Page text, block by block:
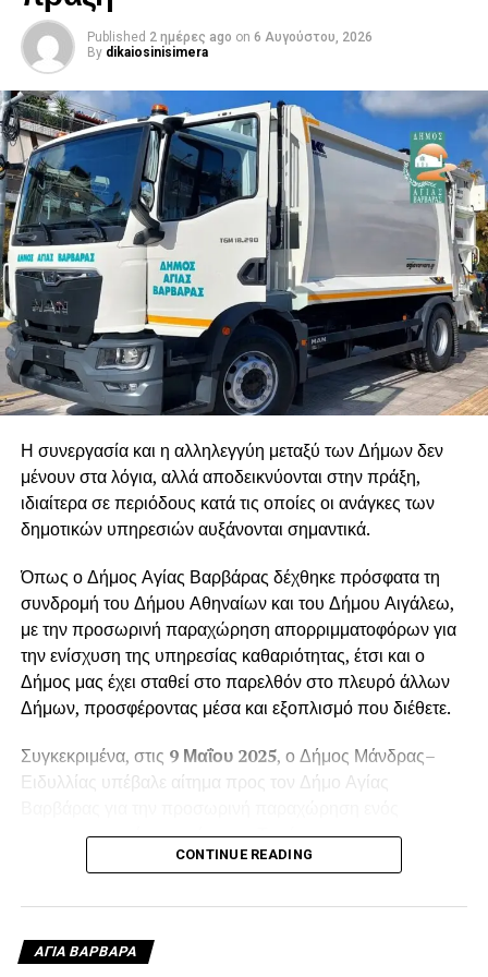
Published 2 ημέρες ago on 6 Αυγούστου, 2026
By dikaiosinisimera
Η συνεργασία και η αλληλεγγύη μεταξύ των Δήμων δεν
μένουν στα λόγια, αλλά αποδεικνύονται στην πράξη,
ιδιαίτερα σε περιόδους κατά τις οποίες οι ανάγκες των
δημοτικών υπηρεσιών αυξάνονται σημαντικά.
Όπως ο Δήμος Αγίας Βαρβάρας δέχθηκε πρόσφατα τη
συνδρομή του Δήμου Αθηναίων και του Δήμου Αιγάλεω,
με την προσωρινή παραχώρηση απορριμματοφόρων για
την ενίσχυση της υπηρεσίας καθαριότητας, έτσι και ο
Δήμος μας έχει σταθεί στο παρελθόν στο πλευρό άλλων
Δήμων, προσφέροντας μέσα και εξοπλισμό που διέθετε.
Συγκεκριμένα, στις 9 Μαΐου 2025, ο Δήμος Μάνδρας–
Ειδυλλίας υπέβαλε αίτημα προς τον Δήμο Αγίας
απορριμματοφόρου οχήματος. Το αίτημα
πρωτοκολλήθηκε στις12 Μαΐου 2025, με αριθμό
αυξημένων αναγκών τηςΔημοτικής Ενότητας Βιλίων
κατά τη θερινή περίοδο.
CONTINUE READING
ΑΓΙΑ ΒΑΡΒΑΡΑ